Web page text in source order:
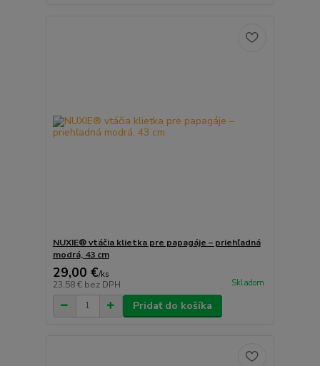
NUXIE® vtáčia klietka pre papagáje – priehľadná
modrá, 43 cm
29,00 €/ks
23,58 € bez DPH Skladom
Pridať do košíka